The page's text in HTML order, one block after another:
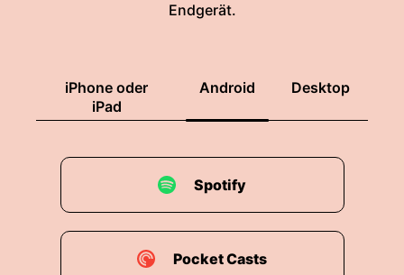
Endgerät.
iPhone oder
iPad
Android Desktop
Spotify
Pocket Casts